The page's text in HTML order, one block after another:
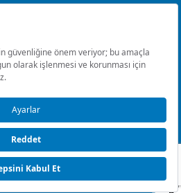
Birliği ⋅ Copyright © 2023
Koşulları ve Gizlilik
Düzenle